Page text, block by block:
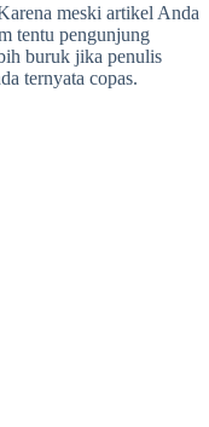
meski artikel Anda
tentu pengunjung
buruk jika penulis
ternyata copas.